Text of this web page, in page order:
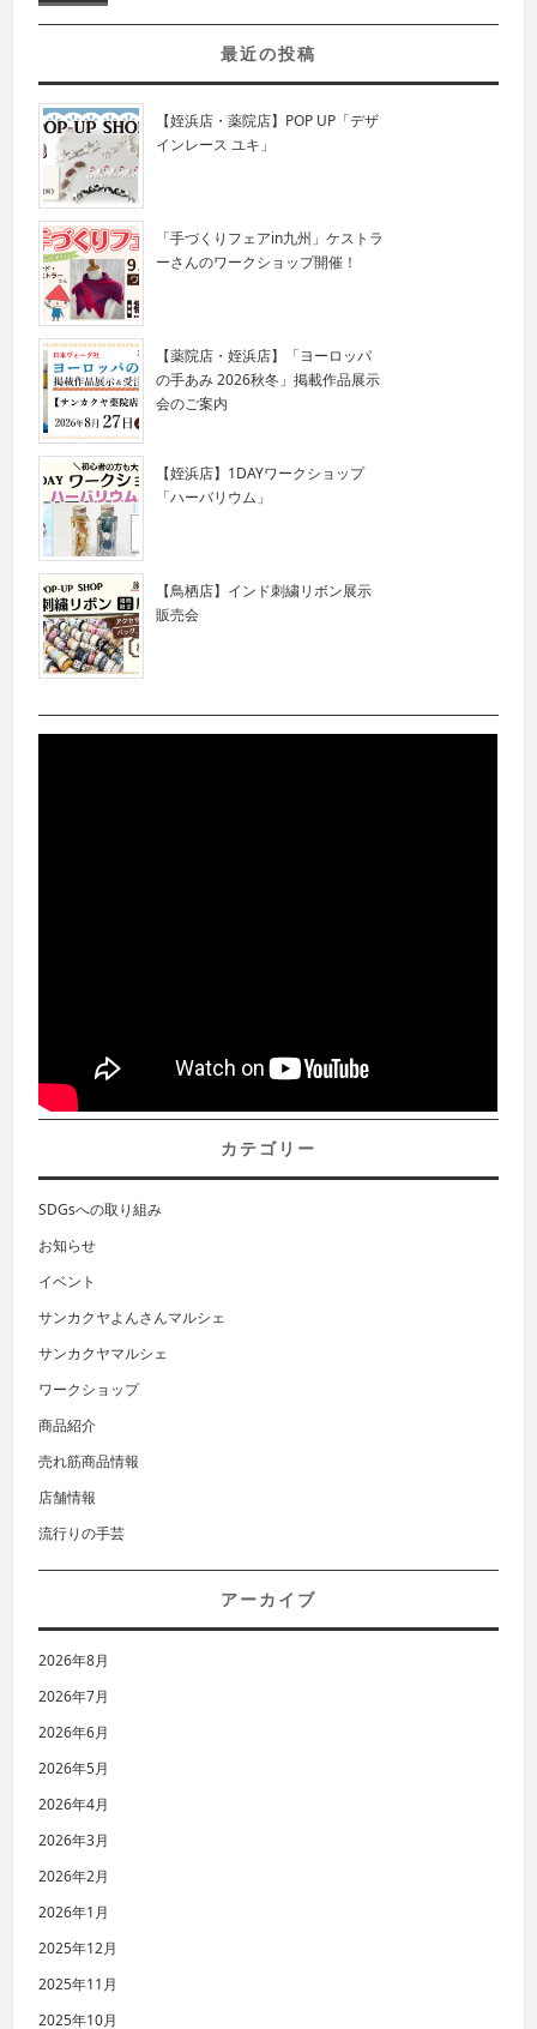
最近の投稿
【姪浜店・薬院店】POP UP「デザ
インレース ユキ」
「手づくりフェアin九州」ケストラ
ーさんのワークショップ開催！
【薬院店・姪浜店】「ヨーロッパ
の手あみ 2026秋冬」掲載作品展示
会のご案内
【姪浜店】1DAYワークショップ
「ハーバリウム」
【鳥栖店】インド刺繍リボン展示
販売会
カテゴリー
SDGsへの取り組み
お知らせ
イベント
サンカクヤよんさんマルシェ
サンカクヤマルシェ
ワークショップ
商品紹介
売れ筋商品情報
店舗情報
流行りの手芸
アーカイブ
2026年8月
2026年7月
2026年6月
2026年5月
2026年4月
2026年3月
2026年2月
2026年1月
2025年12月
2025年11月
2025年10月